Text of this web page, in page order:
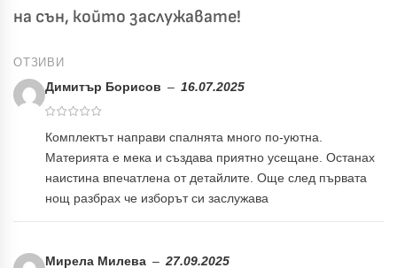
на сън, който заслужавате!
ОТЗИВИ
Димитър Борисов – 16.07.2025
Комплектът направи спалнята много по-уютна.
Материята е мека и създава приятно усещане. Останах
наистина впечатлена от детайлите. Още след първата
нощ разбрах че изборът си заслужава
Мирела Милева – 27.09.2025